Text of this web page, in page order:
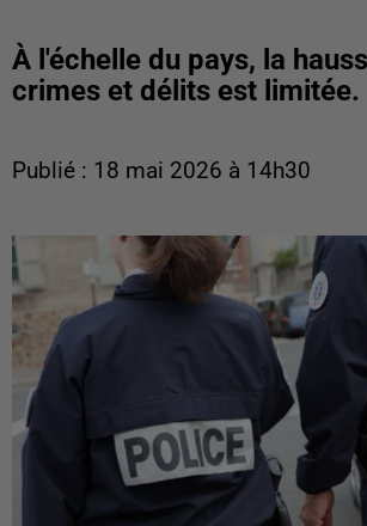
À l'échelle du pays, la
crimes et délits est limitée.
Publié : 18 mai 2026 à 14h30